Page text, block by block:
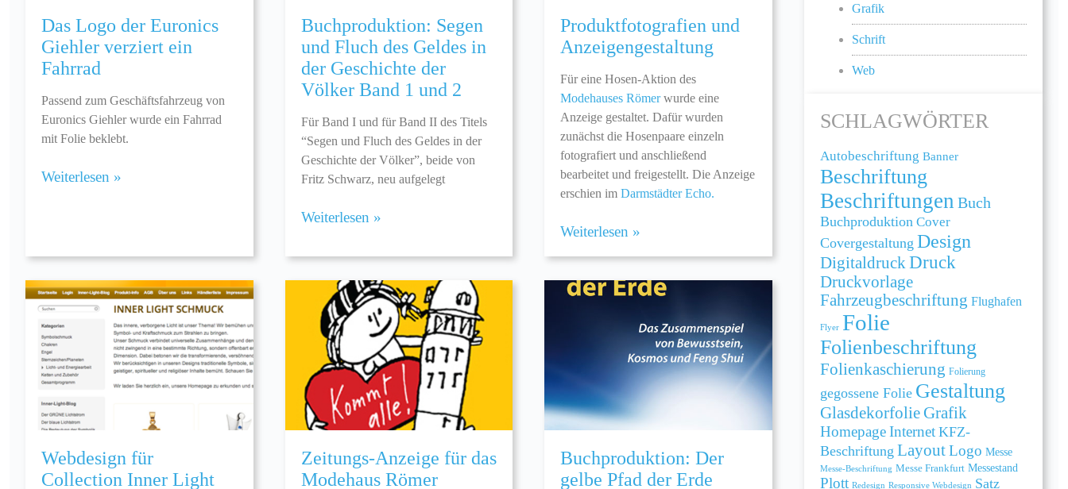
Das Logo der Euronics
Giehler verziert ein
Fahrrad
Passend zum Geschäftsfahrzeug von
Euronics Giehler wurde ein Fahrrad
mit Folie beklebt.
Weiterlesen »
Buchproduktion: Segen
und Fluch des Geldes in
der Geschichte der
Völker Band 1 und 2
Für Band I und für Band II des Titels
“Segen und Fluch des Geldes in der
Geschichte der Völker”, beide von
Fritz Schwarz, neu aufgelegt
Weiterlesen »
Produktfotografien und
Anzeigengestaltung
Für eine Hosen-Aktion des
Modehauses Römerwurde eine
Anzeige gestaltet. Dafür wurden
zunächst die Hosenpaare einzeln
fotografiert und anschließend
bearbeitet und freigestellt. Die Anzeige
erschien imDarmstädter Echo.
Weiterlesen »
Webdesign für
Collection Inner Light
Zeitungs-Anzeige für das
Modehaus Römer
Buchproduktion: Der
gelbe Pfad der Erde
Grafik
Schrift
Web
SCHLAGWÖRTER
Autobeschriftung Banner
Beschriftung
Beschriftungen Buch
Buchproduktion Cover
Covergestaltung Design
Digitaldruck Druck
Druckvorlage
Fahrzeugbeschriftung Flughafen
Flyer Folie
Folienbeschriftung
Folienkaschierung Folierung
gegossene Folie Gestaltung
Glasdekorfolie Grafik
HomepageInternet KFZ-
Beschriftung LayoutLogo Messe
Messe-Beschriftung Messe Frankfurt Messestand
Plott Redesign Responsive Webdesign Satz